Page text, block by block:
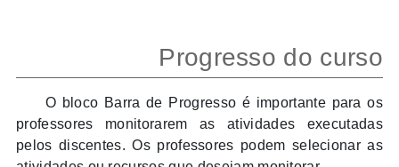
Progresso do curso
O bloco Barra de Progresso é importante para os
professores monitorarem as atividades executadas
pelos discentes. Os professores podem selecionar as